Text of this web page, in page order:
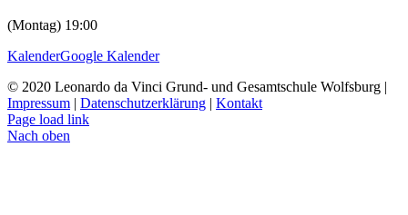
(Montag) 19:00
KalenderGoogle Kalender
© 2020 Leonardo da Vinci Grund- und Gesamtschule Wolfsburg |
Impressum | Datenschutzerklärung | Kontakt
Page load link
Nach oben